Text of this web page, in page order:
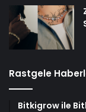
Rastgele
Bitkigrow ile